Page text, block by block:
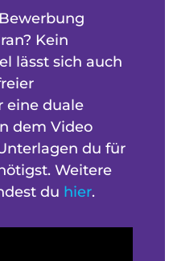
Kein
lässt sich auch
eine duale
dem Video
du für
Weitere
du hier.